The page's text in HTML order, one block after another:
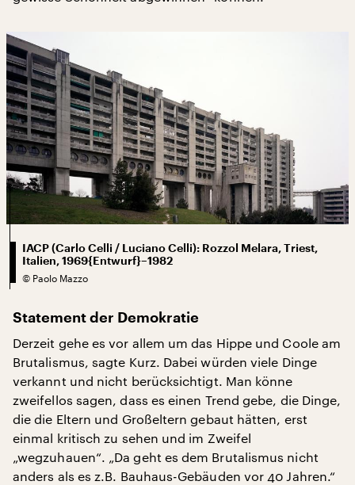
IACP (Carlo Celli / Luciano Celli): Rozzol Melara, Triest,
Italien, 1969{Entwurf}–1982
© Paolo Mazzo
Statement der Demokratie
Derzeit gehe es vor allem um das Hippe und Coole am
Brutalismus, sagte Kurz. Dabei würden viele Dinge
verkannt und nicht berücksichtigt. Man könne
zweifellos sagen, dass es einen Trend gebe, die Dinge,
die die Eltern und Großeltern gebaut hätten, erst
einmal kritisch zu sehen und im Zweifel
„wegzuhauen“. „Da geht es dem Brutalismus nicht
anders als es z.B. Bauhaus-Gebäuden vor 40 Jahren.“